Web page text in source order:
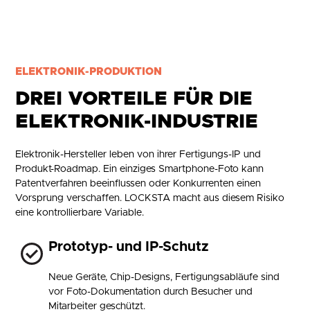
ELEKTRONIK-PRODUKTION
DREI VORTEILE FÜR DIE
ELEKTRONIK-INDUSTRIE
Elektronik-Hersteller leben von ihrer Fertigungs-IP und
Produkt-Roadmap. Ein einziges Smartphone-Foto kann
Patentverfahren beeinflussen oder Konkurrenten einen
Vorsprung verschaffen. LOCKSTA macht aus diesem Risiko
eine kontrollierbare Variable.
Prototyp- und IP-Schutz
Neue Geräte, Chip-Designs, Fertigungsabläufe sind
vor Foto-Dokumentation durch Besucher und
Mitarbeiter geschützt.